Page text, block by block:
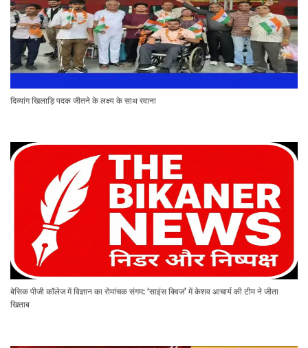
दिव्यांग खिलाड़ि पदक जीतने के लक्ष्य के साथ रवाना
बेसिक पीजी कॉलेज में विज्ञान का रोमांचक संगम: ‘साइंस क्विज’ में केशव आचार्य की टीम ने जीता
खिताब